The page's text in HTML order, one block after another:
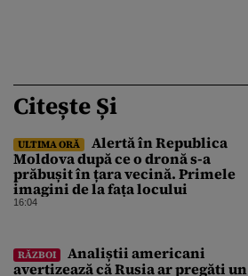
Citește Și
ULTIMA ORĂ
Alertă în Republica
Moldova după ce o dronă s-a
prăbușit în țara vecină. Primele
imagini de la fața locului
16:04
RĂZBOI
Analiștii americani
avertizează că Rusia ar pregăti un